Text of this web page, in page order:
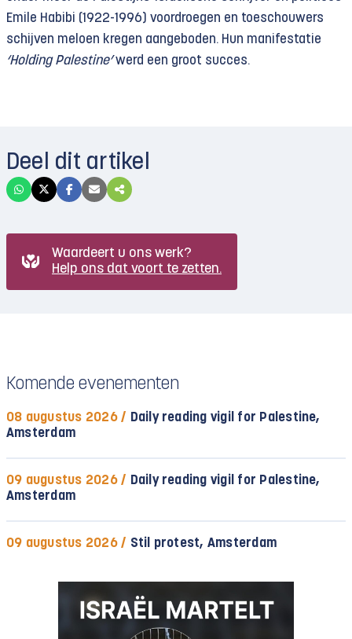
Emile Habibi (1922-1996) voordroegen en toeschouwers
schijven meloen kregen aangeboden. Hun manifestatie
‘Holding Palestine’werd een groot succes.
Deel dit artikel
Waardeert u ons werk?
Help ons dat voort te zetten.
Komende evenementen
08 augustus 2026 / Daily reading vigil for Palestine,
Amsterdam
09 augustus 2026 / Daily reading vigil for Palestine,
Amsterdam
09 augustus 2026 / Stil protest, Amsterdam